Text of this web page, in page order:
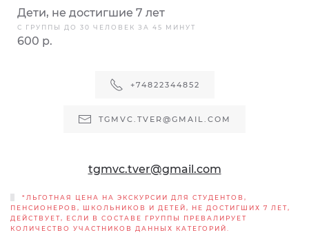
Дети, не достигшие 7 лет
С ГРУППЫ ДО 30 ЧЕЛОВЕК ЗА 45 МИНУТ
600 р.
+74822344852
TGMVC.TVER@GMAIL.COM
tgmvc.tver@gmail.com
*ЛЬГОТНАЯ ЦЕНА НА ЭКСКУРСИИ ДЛЯ СТУДЕНТОВ,
ПЕНСИОНЕРОВ, ШКОЛЬНИКОВ И ДЕТЕЙ, НЕ ДОСТИГШИХ 7 ЛЕТ,
ДЕЙСТВУЕТ, ЕСЛИ В СОСТАВЕ ГРУППЫ ПРЕВАЛИРУЕТ
КОЛИЧЕСТВО УЧАСТНИКОВ ДАННЫХ КАТЕГОРИЙ.